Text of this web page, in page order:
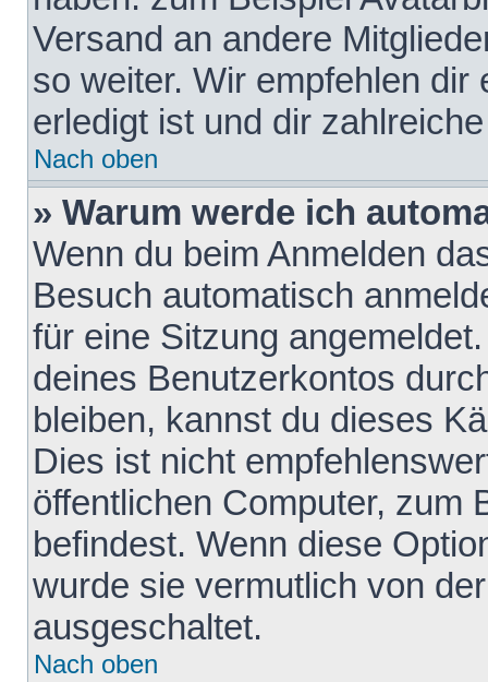
Versand an andere
so weiter. Wir empfehlen
erledigt ist und dir
Nach oben
» Warum werde ich
Wenn du beim Anmelden
Besuch automatisch
für eine Sitzung
deines Benutzerkontos
bleiben, kannst du dieses
Dies ist nicht
öffentlichen Computer, zum
befindest. Wenn diese
wurde sie vermutlich von
ausgeschaltet.
Nach oben